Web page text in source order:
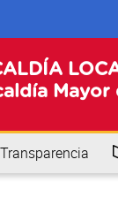
Mayor
Transparencia